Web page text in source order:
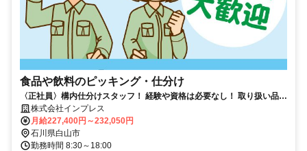
食品や飲料のピッキング・仕分け
〈正社員〉構内仕分けスタッフ！ 経験や資格は必要なし！ 取り扱い品は
食品・飲料なので仕事量も安定！
株式会社インプレス
月給227,400円～232,050円
石川県白山市
勤務時間 8:30～18:00